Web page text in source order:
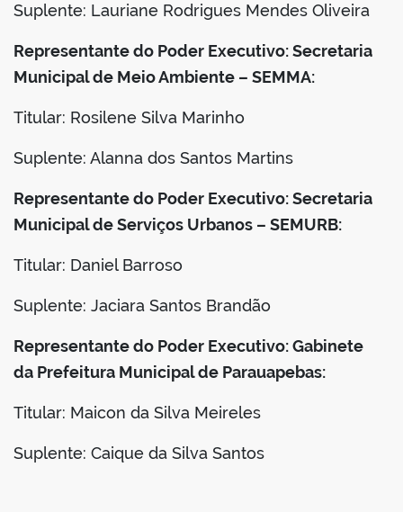
Suplente: Lauriane Rodrigues Mendes Oliveira
Representante do Poder Executivo: Secretaria
Municipal de Meio Ambiente – SEMMA:
Titular: Rosilene Silva Marinho
Suplente: Alanna dos Santos Martins
Representante do Poder Executivo: Secretaria
Municipal de Serviços Urbanos – SEMURB:
Titular: Daniel Barroso
Suplente: Jaciara Santos Brandão
Representante do Poder Executivo: Gabinete
da Prefeitura Municipal de Parauapebas:
Titular: Maicon da Silva Meireles
Suplente: Caique da Silva Santos